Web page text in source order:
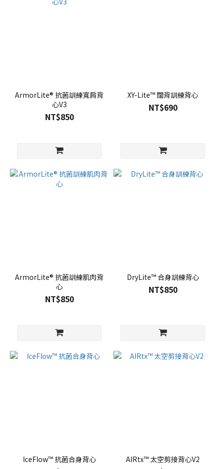
ArmorLite® 抗菌訓練寬肩背
心V3
NT$850
XY-Lite™ 闊背訓練背心
NT$690
ArmorLite® 抗菌訓練肌肉背
心
NT$850
DryLite™ 合身訓練背心
NT$850
IceFlow™ 抗菌合身背心 AIRtx™ 太空剪接背心V2